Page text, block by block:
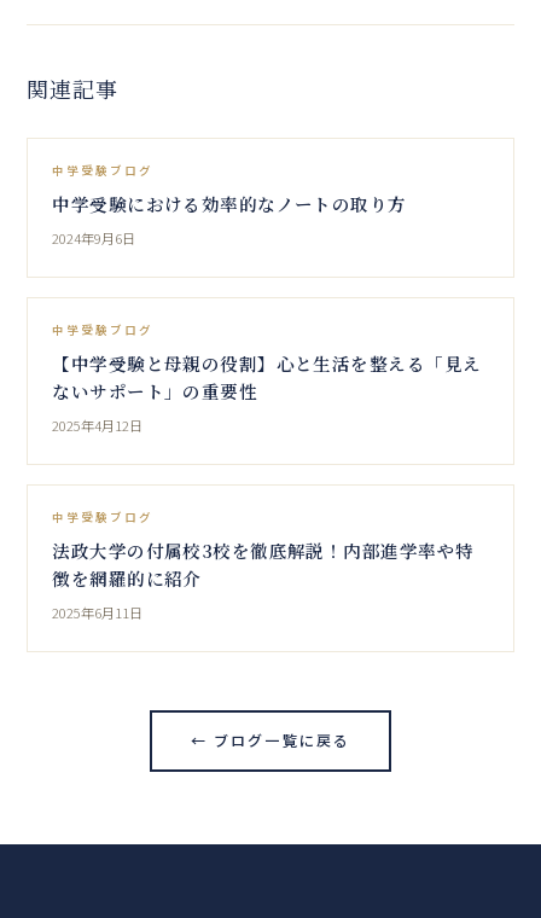
関連記事
中学受験ブログ
中学受験における効率的なノートの取り方
2024年9月6日
中学受験ブログ
【中学受験と母親の役割】心と生活を整える「見え
ないサポート」の重要性
2025年4月12日
中学受験ブログ
法政大学の付属校3校を徹底解説！内部進学率や特
徴を網羅的に紹介
2025年6月11日
← ブログ一覧に戻る